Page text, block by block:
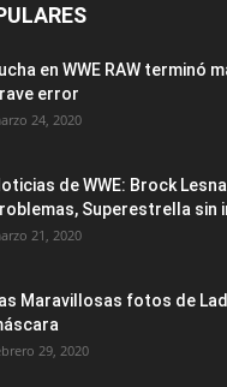
en WWE RAW terminó
error
24, 2020
de WWE: Brock
Superestrella sin
21, 2020
Maravillosas fotos de
29, 2020